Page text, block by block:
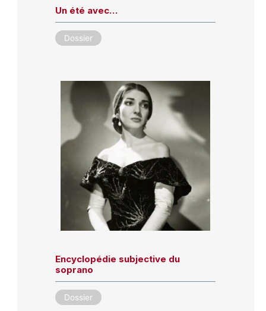
Un été avec…
Dossier
Encyclopédie subjective du
soprano
Dossier